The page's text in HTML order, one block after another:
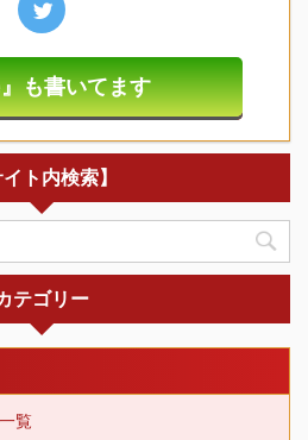
も書いてます
イト内検索】
テゴリー
覧